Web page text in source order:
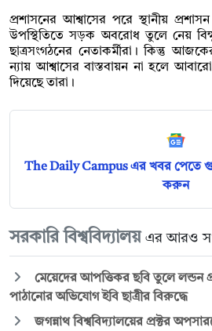
প্রশাসনের আশ্বাসের পরে স্থানীয়
উপস্থিতিতে সড়ক অবরোধ তুলে নেয়
ছাত্রসংগঠনের নেতাকর্মীরা। কিন্তু
ন্যায় আশ্বাসের বাস্তবায়ন না হলে
দিয়েছে তারা।
The Daily Campus এর খবর পেতে
করুন
সরকারি বিশ্ববিদ্যালয় এর আরও
মেয়েদের আপত্তিকর ছবি তুলে লন্ডন
পাঠানোর অভিযোগ ইবি ছাত্রীর বিরুদ্ধে
জগন্নাথ বিশ্ববিদ্যালয়ের প্রক্টর